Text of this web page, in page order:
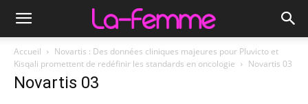
Accueil
Novartis : Des données cliniques majeures pour Pluvicto et
Kisqali promettent de redéfinir les standards en oncologie
Novartis 03
Novartis 03